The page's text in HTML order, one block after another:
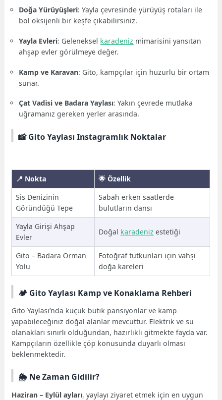
Doğa Yürüyüşleri: Yayla çevresinde yürüyüş rotaları ile
bol oksijenli bir keşfe çıkabilirsiniz.
Yayla Evleri: Geleneksel karadeniz mimarisini yansıtan
ahşap evler görülmeye değer.
Kamp ve Karavan: Gito, kampçılar için huzurlu bir ortam
sunar.
Çat Vadisi ve Badara Yaylası: Yakın çevrede mutlaka
uğramanız gereken yerler arasında.
📸 Gito Yaylası Instagramlık Noktalar
📍 Nokta
🌟 Özellik
Sis Denizinin
Göründüğü Tepe
Sabah erken saatlerde
bulutların dansı
Yayla Girişi Ahşap
Evler
Doğal karadeniz estetiği
Gito – Badara Orman
Yolu
Fotoğraf tutkunları için vahşi
doğa kareleri
🏕️ Gito Yaylası Kamp ve Konaklama Rehberi
Gito Yaylası’nda küçük butik pansiyonlar ve kamp
yapabileceğiniz doğal alanlar mevcuttur. Elektrik ve su
olanakları sınırlı olduğundan, hazırlıklı gitmekte fayda var.
Kampçıların özellikle çöp konusunda duyarlı olması
beklenmektedir.
🌦️ Ne Zaman Gidilir?
Haziran – Eylül ayları, yaylayı ziyaret etmek için en uygun